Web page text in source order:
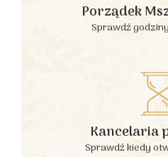
Porządek
Sprawdź
Kancelaria
Sprawdź kiedy